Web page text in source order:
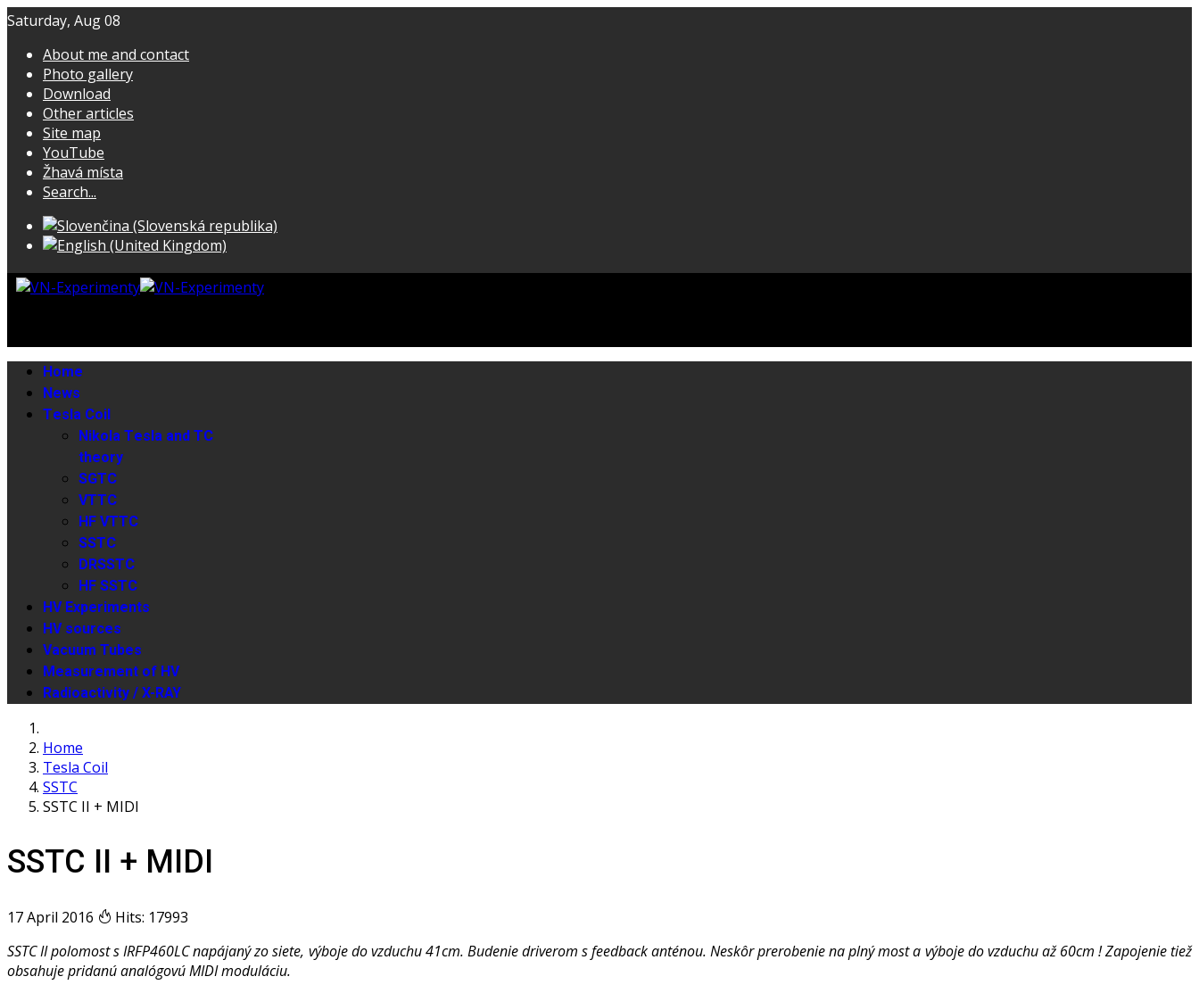
Saturday, Aug 08
About me and contact
Photo gallery
Download
Other articles
Site map
YouTube
Žhavá místa
Search...
Home
News
Tesla Coil
Nikola Tesla and TC
theory
SGTC
VTTC
HF VTTC
SSTC
DRSSTC
HF SSTC
HV Experiments
HV sources
Vacuum Tubes
Measurement of HV
Radioactivity / X-RAY
Home
Tesla Coil
SSTC
SSTC II + MIDI
SSTC II + MIDI
17 April 2016
Hits: 17993
SSTC II polomost s IRFP460LC napájaný zo siete, výboje do vzduchu 41cm. Budenie driverom s feedback anténou. Neskôr prerobenie na plný most a výboje do vzduchu až 60cm ! Zapojenie tiež
obsahuje pridanú analógovú MIDI moduláciu.